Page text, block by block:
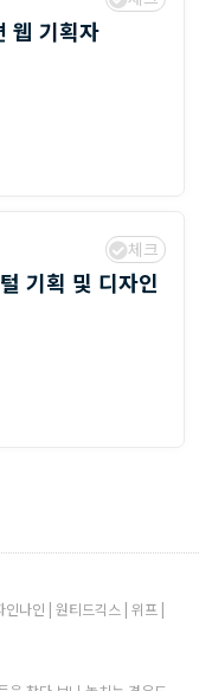
웹 기획자
체크
기획 및 디자인
나인 | 원티드긱스 | 위프 |